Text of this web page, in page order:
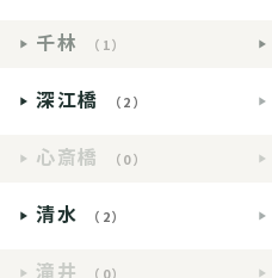
千林 （1）
深江橋 （2）
心斎橋 （0）
清水 （2）
滝井 （0）